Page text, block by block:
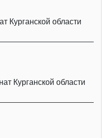
Курганской области
Курганской области